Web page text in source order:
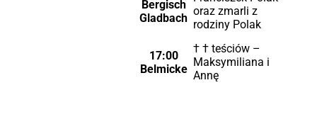
Bergisch
Gladbach
oraz zmarli z
rodziny Polak
17:00
Belmicke
† † teściów –
Maksymiliana i
Annę